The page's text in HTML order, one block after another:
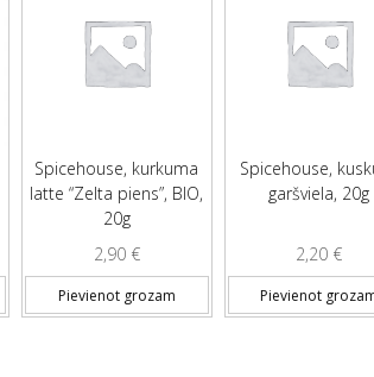
Spicehouse, kurkuma
latte “Zelta piens”, BIO,
20g
2,90 €
Pievienot grozam
Spicehouse,
garšviela, 20g
2,20 €
Pievienot